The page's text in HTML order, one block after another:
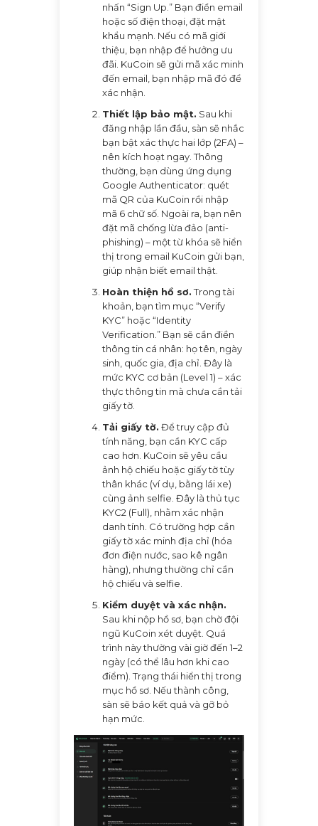
nhấn “Sign Up.” Bạn điền email
hoặc số điện thoại, đặt mật
khẩu mạnh. Nếu có mã giới
thiệu, bạn nhập để hưởng ưu
đãi. KuCoin sẽ gửi mã xác minh
đến email, bạn nhập mã đó để
xác nhận.
Thiết lập bảo mật. Sau khi
đăng nhập lần đầu, sàn sẽ nhắc
bạn bật xác thực hai lớp (2FA) –
nên kích hoạt ngay. Thông
thường, bạn dùng ứng dụng
Google Authenticator: quét
mã QR của KuCoin rồi nhập
mã 6 chữ số. Ngoài ra, bạn nên
đặt mã chống lừa đảo (anti-
phishing) – một từ khóa sẽ hiển
thị trong email KuCoin gửi bạn,
giúp nhận biết email thật.
Hoàn thiện hồ sơ.Trong tài
khoản, bạn tìm mục “Verify
KYC” hoặc “Identity
Verification.” Bạn sẽ cần điền
thông tin cá nhân: họ tên, ngày
sinh, quốc gia, địa chỉ. Đây là
mức KYC cơ bản (Level 1) – xác
thực thông tin mà chưa cần tải
giấy tờ.
Tải giấy tờ. Để truy cập đủ
tính năng, bạn cần KYC cấp
cao hơn. KuCoin sẽ yêu cầu
ảnh hộ chiếu hoặc giấy tờ tùy
thân khác (ví dụ, bằng lái xe)
cùng ảnh selfie. Đây là thủ tục
KYC2 (Full), nhằm xác nhận
danh tính. Có trường hợp cần
giấy tờ xác minh địa chỉ (hóa
đơn điện nước, sao kê ngân
hàng), nhưng thường chỉ cần
hộ chiếu và selfie.
Kiểm duyệt và xác nhận.
Sau khi nộp hồ sơ, bạn chờ đội
ngũ KuCoin xét duyệt. Quá
trình này thường vài giờ đến 1–2
ngày (có thể lâu hơn khi cao
điểm). Trạng thái hiển thị trong
mục hồ sơ. Nếu thành công,
sàn sẽ báo kết quả và gỡ bỏ
hạn mức.